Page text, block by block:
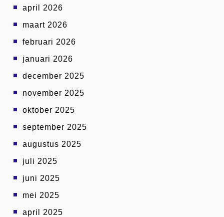
april 2026
maart 2026
februari 2026
januari 2026
december 2025
november 2025
oktober 2025
september 2025
augustus 2025
juli 2025
juni 2025
mei 2025
april 2025